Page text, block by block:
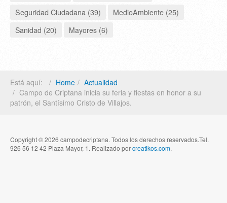
Seguridad Ciudadana (39)
MedioAmbiente (25)
Sanidad (20)
Mayores (6)
Está aquí: Home
Actualidad
Campo de Criptana inicia su feria y fiestas en honor a su
patrón, el Santísimo Cristo de Villajos.
Copyright © 2026 campodecriptana. Todos los derechos reservados.Tel.
926 56 12 42 Plaza Mayor, 1. Realizado porcreatikos.com.